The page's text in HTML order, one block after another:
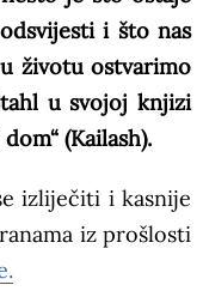
i što nas
životu ostvarimo
u svojoj knjizi
(Kailash).
izliječiti i kasnije
iz prošlosti